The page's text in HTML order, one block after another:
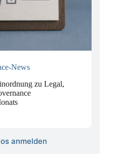
zu Legal,